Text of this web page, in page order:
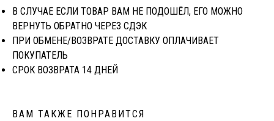
В СЛУЧАЕ ЕСЛИ ТОВАР ВАМ НЕ ПОДОШЁЛ, ЕГО МОЖНО
ВЕРНУТЬ ОБРАТНО ЧЕРЕЗ CДЭК
ПРИ ОБМЕНЕ/ВОЗВРАТЕ ДОСТАВКУ ОПЛАЧИВАЕТ
ПОКУПАТЕЛЬ
СРОК ВОЗВРАТА 14 ДНЕЙ
ВАМ ТАКЖЕ ПОНРАВИТСЯ